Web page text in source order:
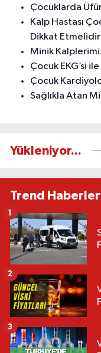
Çocuklarda
Kalp Hastası
Dikkat
Minik
Çocuk EKG’si ile
Çocuk
Sağlıkla Atan
Yükleniyor...
Trend Haberler
1
2
3